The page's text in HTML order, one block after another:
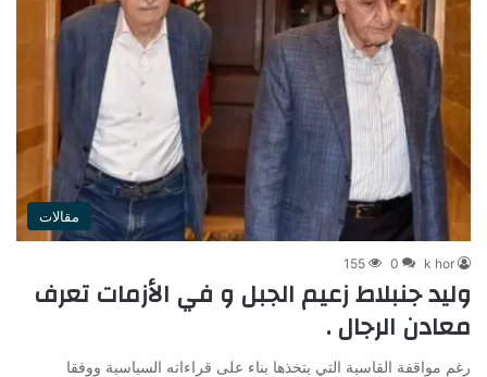
مقالات
k hor
0
155
وليد جنبلاط زعيم الجبل و في الأزمات تعرف
معادن الرجال .
رغم مواقفة القاسية التي يتخذها بناء على قراءاته السياسية ووفقا